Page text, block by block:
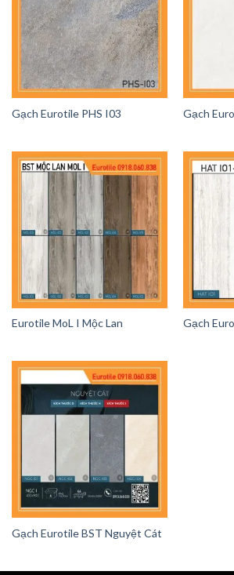
Gạch Eurotile PHS I03 Gạch
Eurotile MoL I Mộc Lan Gạch
Gạch Eurotile BST Nguyệt Cát